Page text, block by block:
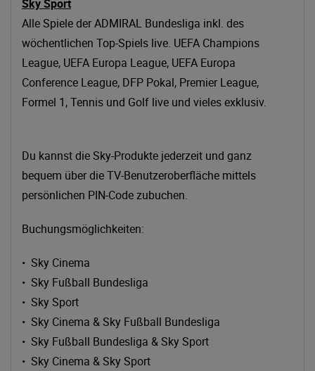
Sky Sport
Alle Spiele der ADMIRAL Bundesliga inkl. des
wöchentlichen Top-Spiels live. UEFA Champions
League, UEFA Europa League, UEFA Europa
Conference League, DFP Pokal, Premier League,
Formel 1, Tennis und Golf live und vieles exklusiv.
Du kannst die Sky-Produkte jederzeit und ganz
bequem über die TV-Benutzeroberfläche mittels
persönlichen PIN-Code zubuchen.
Buchungsmöglichkeiten:
• Sky Cinema
• Sky Fußball Bundesliga
• Sky Sport
• Sky Cinema & Sky Fußball Bundesliga
• Sky Fußball Bundesliga & Sky Sport
• Sky Cinema & Sky Sport